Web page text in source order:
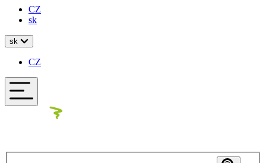
CZ
sk
sk
CZ